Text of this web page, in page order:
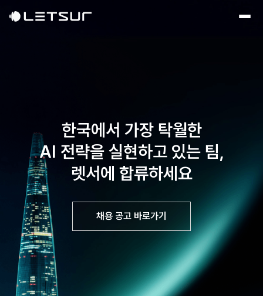
한국에서 가장 탁월한
AI 전략을 실현하고 있는 팀,
렛서에 합류하세요
채용 공고 바로가기